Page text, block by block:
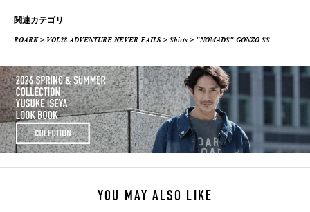
関連カテゴリ
ROARK> VOL28:ADVENTURE NEVER FAILS >Shirts > "NOMADS" GONZO SS
YOU MAY ALSO LIKE